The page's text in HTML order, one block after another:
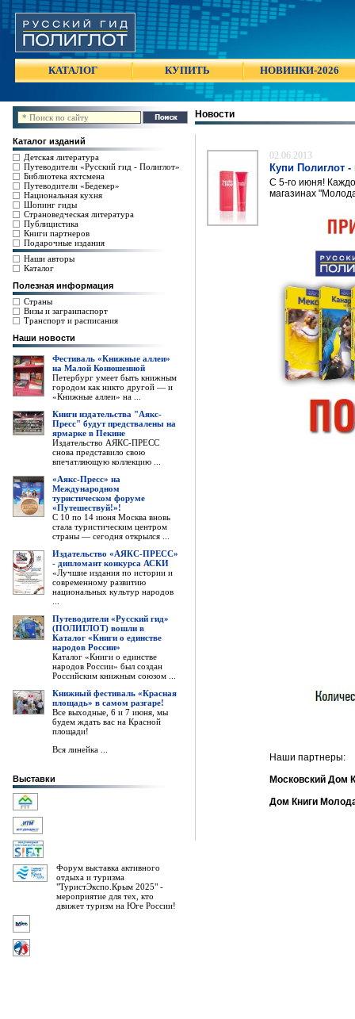
КАТАЛОГ КУПИТЬ НОВИНКИ-2026
Каталог изданий
Детская литература
Путеводители «Русский гид - Полиглот»
Библиотека яхтсмена
Путеводители «Бедекер»
Национальная кухня
Шопинг гиды
Страноведческая литература
Публицистика
Книги партнеров
Подарочные издания
Наши авторы
Каталог
Полезная информация
Страны
Визы и загранпаспорт
Транспорт и расписания
Наши новости
Фестиваль «Книжные аллеи»
на Малой Конюшенной
Петербург умеет быть книжным
городом как никто другой — и
«Книжные аллеи» на ...
Книги издательства "Аякс-
Пресс" будут предствалены на
ярмарке в Пекине
Издательство АЯКС-ПРЕСС
снова представило свою
впечатляющую коллекцию ...
«Аякс-Пресс» на
Международном
туристическом форуме
«Путешествуй!»!
С 10 по 14 июня Москва вновь
стала туристическим центром
страны — сегодня открылся ...
Издательство «АЯКС-ПРЕСС»
- дипломант конкурса АСКИ
«Лучшие издания по истории и
современному развитию
национальных культур народов
Путеводители «Русский гид»
(ПОЛИГЛОТ) вошли в
Каталог «Книги о единстве
народов России»
Каталог «Книги о единстве
народов России» был создан
Российским книжным союзом ...
Книжный фестиваль «Красная
площадь» в самом разгаре!
Все выходные, 6 и 7 июня, мы
будем ждать вас на Красной
площади!
Вся линейка ...
Выставки
Форум выставка активного
отдыха и туризма
"ТуристЭкспо.Крым 2025" -
мероприятие для тех, кто
движет туризм на Юге России!
Новости
02.06.2013
Купи Полиглот
С 5-го июня!
магазинах
Наши партнеры:
Московский Дом
Дом Книги